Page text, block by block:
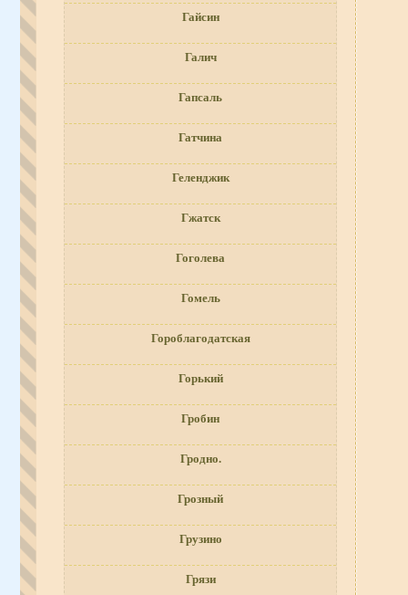
Гайсин
Галич
Гапсаль
Гатчина
Геленджик
Гжатск
Гоголева
Гомель
Гороблагодатская
Горький
Гробин
Гродно.
Грозный
Грузино
Грязи